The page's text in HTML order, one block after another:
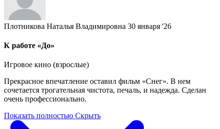
Плотникова Наталья Владимировна 30 января '26
К работе «До»
Игровое кино (взрослые)
Прекрасное впечатление оставил фильм «Снег». В нем
сочетается трогательная чистота, печаль, и надежда. Сделан
очень профессионально.
Показать полностью Скрыть